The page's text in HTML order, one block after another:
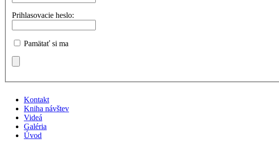
Prihlasovacie heslo:
Pamätať si ma
Kontakt
Kniha návštev
Videá
Galéria
Úvod